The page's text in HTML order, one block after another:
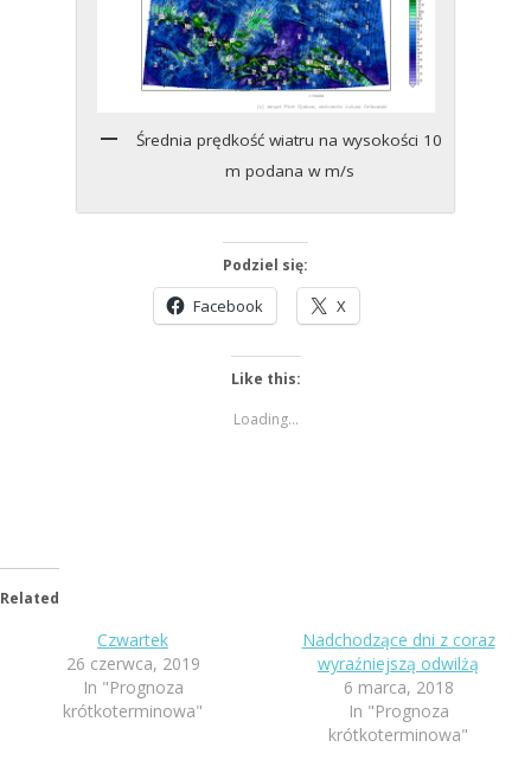
Średnia prędkość wiatru na wysokości 10
m podana w m/s
Podziel się:
Facebook X
Like this:
Loading...
Related
Czwartek
26 czerwca, 2019
In "Prognoza
krótkoterminowa"
Nadchodzące dni z coraz
wyraźniejszą odwilżą
6 marca, 2018
In "Prognoza
krótkoterminowa"